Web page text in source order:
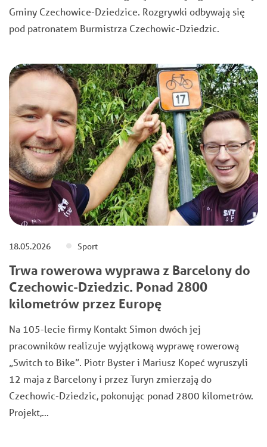
Gminy Czechowice-Dziedzice. Rozgrywki odbywają się
pod patronatem Burmistrza Czechowic-Dziedzic.
18.05.2026 Sport
Trwa rowerowa wyprawa z Barcelony do
Czechowic-Dziedzic. Ponad 2800
kilometrów przez Europę
Na 105-lecie firmy Kontakt Simon dwóch jej
pracowników realizuje wyjątkową wyprawę rowerową
„Switch to Bike”. Piotr Byster i Mariusz Kopeć wyruszyli
12 maja z Barcelony i przez Turyn zmierzają do
Czechowic-Dziedzic, pokonując ponad 2800 kilometrów.
Projekt,…